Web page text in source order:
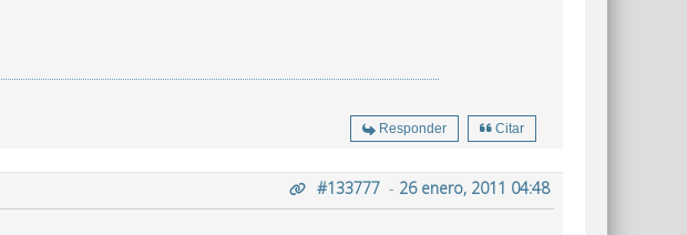
Responder Citar
#133777 - 26 enero, 2011 04:48